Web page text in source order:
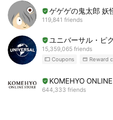
ゲゲゲの鬼太郎 妖
119,841 friends
ユニバーサル・ピ
15,359,065 friends
Coupons Reward
KOMEHYO
644,333 friends